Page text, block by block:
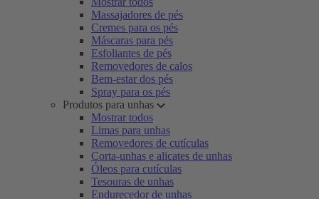
Massajadores de pés
Cremes para os pés
Máscaras para pés
Esfoliantes de pés
Removedores de calos
Bem-estar dos pés
Spray para os pés
Produtos para unhas
Mostrar todos
Limas para unhas
Removedores de cutículas
Corta-unhas e alicates de unhas
Óleos para cutículas
Tesouras de unhas
Endurecedor de unhas